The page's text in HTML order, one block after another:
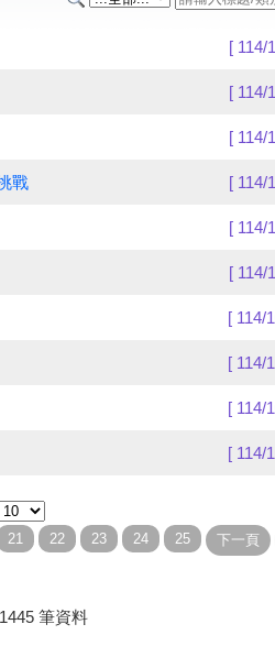
[ 114/
[ 114/
[ 114/
戰 [ 114/
[ 114/
[ 114/
[ 114/
[ 114/
[ 114/
[ 114/
筆資料